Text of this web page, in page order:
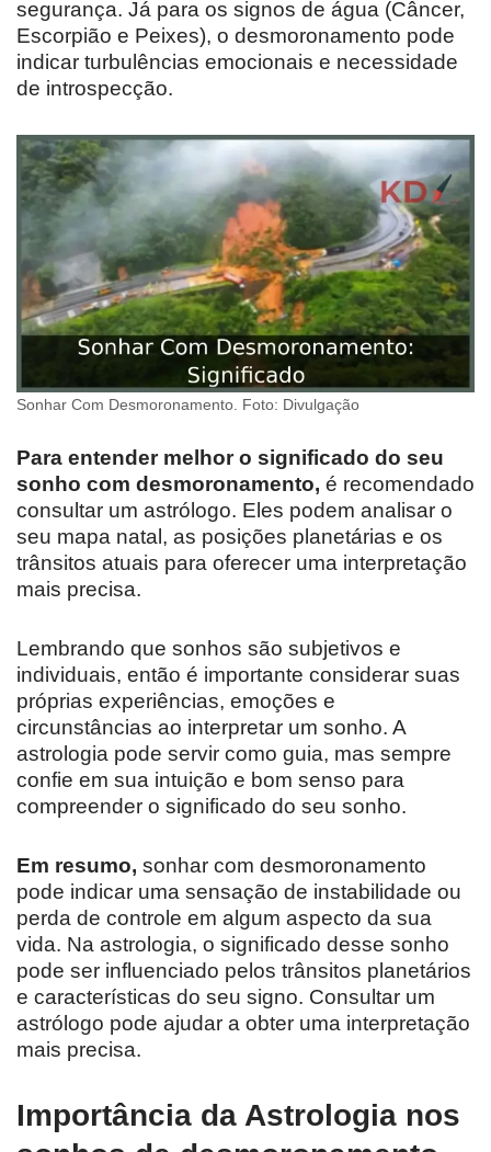
segurança. Já para os signos de água (Câncer,
Escorpião e Peixes), o desmoronamento pode
indicar turbulências emocionais e necessidade
de introspecção.
Sonhar Com Desmoronamento. Foto: Divulgação
Para entender melhor o significado do seu
sonho com desmoronamento, é recomendado
consultar um astrólogo. Eles podem analisar o
seu mapa natal, as posições planetárias e os
trânsitos atuais para oferecer uma interpretação
mais precisa.
Lembrando que sonhos são subjetivos e
individuais, então é importante considerar suas
próprias experiências, emoções e
circunstâncias ao interpretar um sonho. A
astrologia pode servir como guia, mas sempre
confie em sua intuição e bom senso para
compreender o significado do seu sonho.
Em resumo, sonhar com desmoronamento
pode indicar uma sensação de instabilidade ou
perda de controle em algum aspecto da sua
vida. Na astrologia, o significado desse sonho
pode ser influenciado pelos trânsitos planetários
e características do seu signo. Consultar um
astrólogo pode ajudar a obter uma interpretação
mais precisa.
Importância da Astrologia nos